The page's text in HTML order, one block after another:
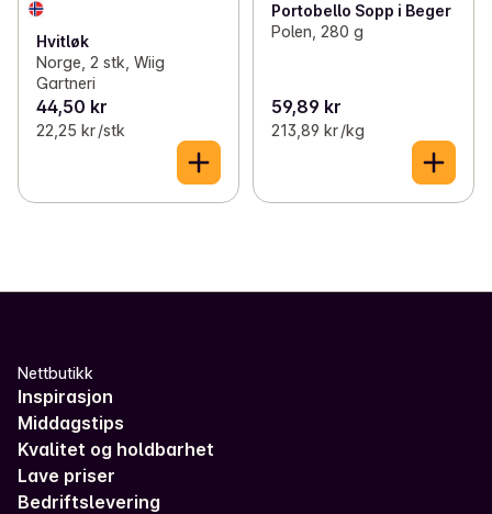
Hvitløk
Norge, 2 stk, Wiig
Gartneri
44,50 kr
22,25 kr /stk
Portobello Sopp i Beger
Polen, 280 g
59,89 kr
213,89 kr /kg
Nettbutikk
Inspirasjon
Middagstips
Kvalitet og holdbarhet
Lave priser
Bedriftslevering